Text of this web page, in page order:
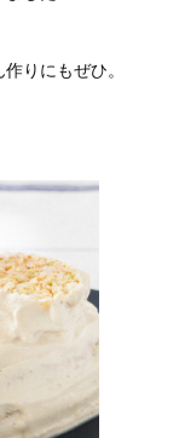
りにもぜひ。